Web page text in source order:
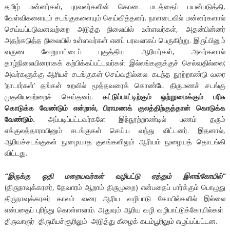
தமிழ் மன்னர்கள், புரவலர்களின் கொடை மடத்தைப் பயன்படுத்தி,
வேள்விகளையும் சடங்குகளையும் செய்வித்தனர். நாளடைவில் மன்னர்களால்
செய்யப்படுவனவற்றை அடுத்த நிலையில் உள்ளவர்கள், அதன்பின்னர்
அதற்கடுத்த நிலையில் உள்ளவர்கள் எனப் பரவலாகப் பெருகிற்று. இருப்பினும்
வருண வேறுபாட்டைப் புகுத்திய ஆரியர்கள், அவர்களால்
தாழ்நிலையினராகக் கற்பிக்கப்பட்டவர்கள் இல்லங்களுக்குச் செல்வதில்லை;
அவர்களுக்கு ஆரியச் சடங்குகள் செய்வதில்லை. கடந்த நூற்றாண்டு வரை
‘நாடார்கள்’ தங்கள் உறவில் மூத்தவரைக் கொண்டே திருமணச் சடங்கு
முதலியவற்றைச் செய்தனர். கட்டுப்பாட்டிற்கும் ஒற்றுமைக்கும் பரிசு
கொடுக்க வேண்டும் என்றால், பிராமணக் குலத்திற்குத்தான் கொடுக்க
வேண்டும். அப்படிப்பட்டவர்களே இந்நூற்றாண்டில் பணம் தரும்
எக்குலத்தாராயினும் சடங்குகள் செய்ய வந்து விட்டனர். இதனால்,
ஆரியச்சடங்குகள் நுழையாத குலங்களிலும் ஆரியம் நுழையத் தொடங்கி
விட்டது.
“இருக்கு ஓதி மறையவர்கள் வழிபட்டு ஏத்தும் இளங்கோயில்”
(திருநாவுக்கரசர், தேவாரம் ஆறாம் திருமுறை) என்பதைப் பார்க்கும் பொழுது
திருநாவுக்கரசர் காலம் வரை ஆரிய வழிபாடு கோயில்களில் இல்லை
என்பதைப் புரிந்து கொள்ளலாம். அதுவும் ஆரிய வழி வழிபாட்டுக்கோயில்கள்
திருவாரூர் திருமீயச்சூரிலும் அடுத்து கீழைக் கடம்பூரிலும் எழுப்பப்பட்டன.